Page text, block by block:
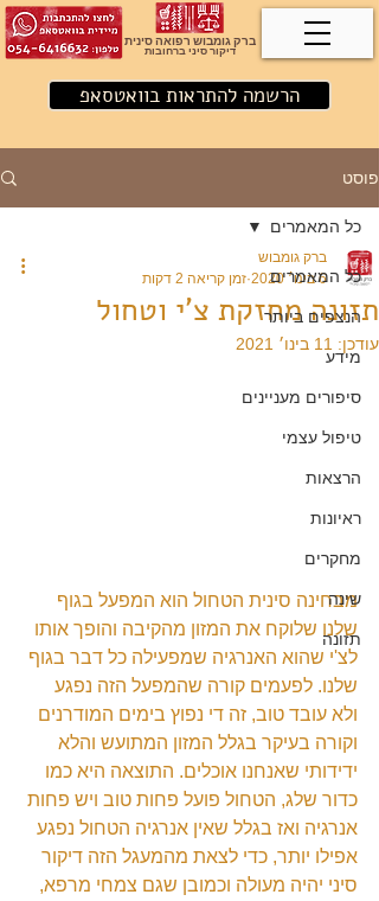
ברק גומבוש רפואה סינית
דיקור סיני ברחובות
הרשמה להתראות בוואטסאפ
פוסט
כל המאמרים
הנצפים ביותר
מידע
סיפורים מעניינים
טיפול עצמי
הרצאות
ראיונות
מחקרים
שינה
תזונה
כל המאמרים
תזונה מחזקת צ'י וטחול
ברק גומבוש
6 בינו׳ 2020
זמן קריאה 2 דקות
עודכן: 11 בינו׳ 2021
מבחינה סינית הטחול הוא המפעל בגוף
שלנו שלוקח את המזון מהקיבה והופך אותו
לצ'י שהוא האנרגיה שמפעילה כל דבר בגוף
שלנו. לפעמים קורה שהמפעל הזה נפגע
ולא עובד טוב, זה די נפוץ בימים המודרנים
וקורה בעיקר בגלל המזון המתועש והלא
ידידותי שאנחנו אוכלים. התוצאה היא כמו
כדור שלג, הטחול פועל פחות טוב ויש פחות
אנרגיה ואז בגלל שאין אנרגיה הטחול נפגע
אפילו יותר, כדי לצאת מהמעגל הזה דיקור
סיני יהיה מעולה וכמובן שגם צמחי מרפא,